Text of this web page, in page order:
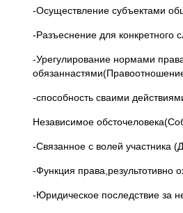
-Осуществление субъектами
-Разъеснение для конкретного
-Урегулирование нормами
-способность сваими
Независимое
-Связанное с волей участника
-Функция права,результотивно
-Юридическое последствие за